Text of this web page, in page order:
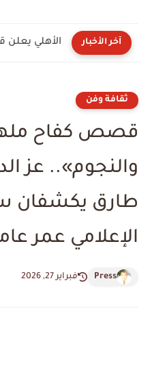
آخر الأخبار
ثقافة وفن
قصص كفاح
والنجوم».. عز
طارق يكشفان
الإعلامي عمر
Press فبراير 27, 2026